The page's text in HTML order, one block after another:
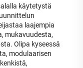
käytetystä
laajempia
mukavuudesta,
Olipa kyseessä
modulaarisen